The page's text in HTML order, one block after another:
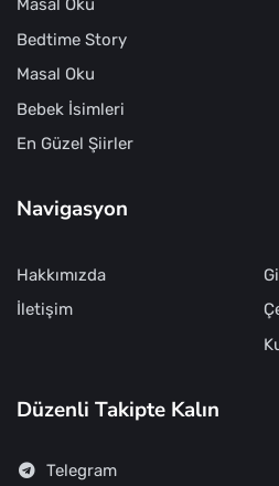
Masal Oku
Bedtime Story
Masal Oku
Bebek İsimleri
En Güzel Şiirler
Navigasyon
Hakkımızda
İletişim
Düzenli Takipte Kalın
Telegram